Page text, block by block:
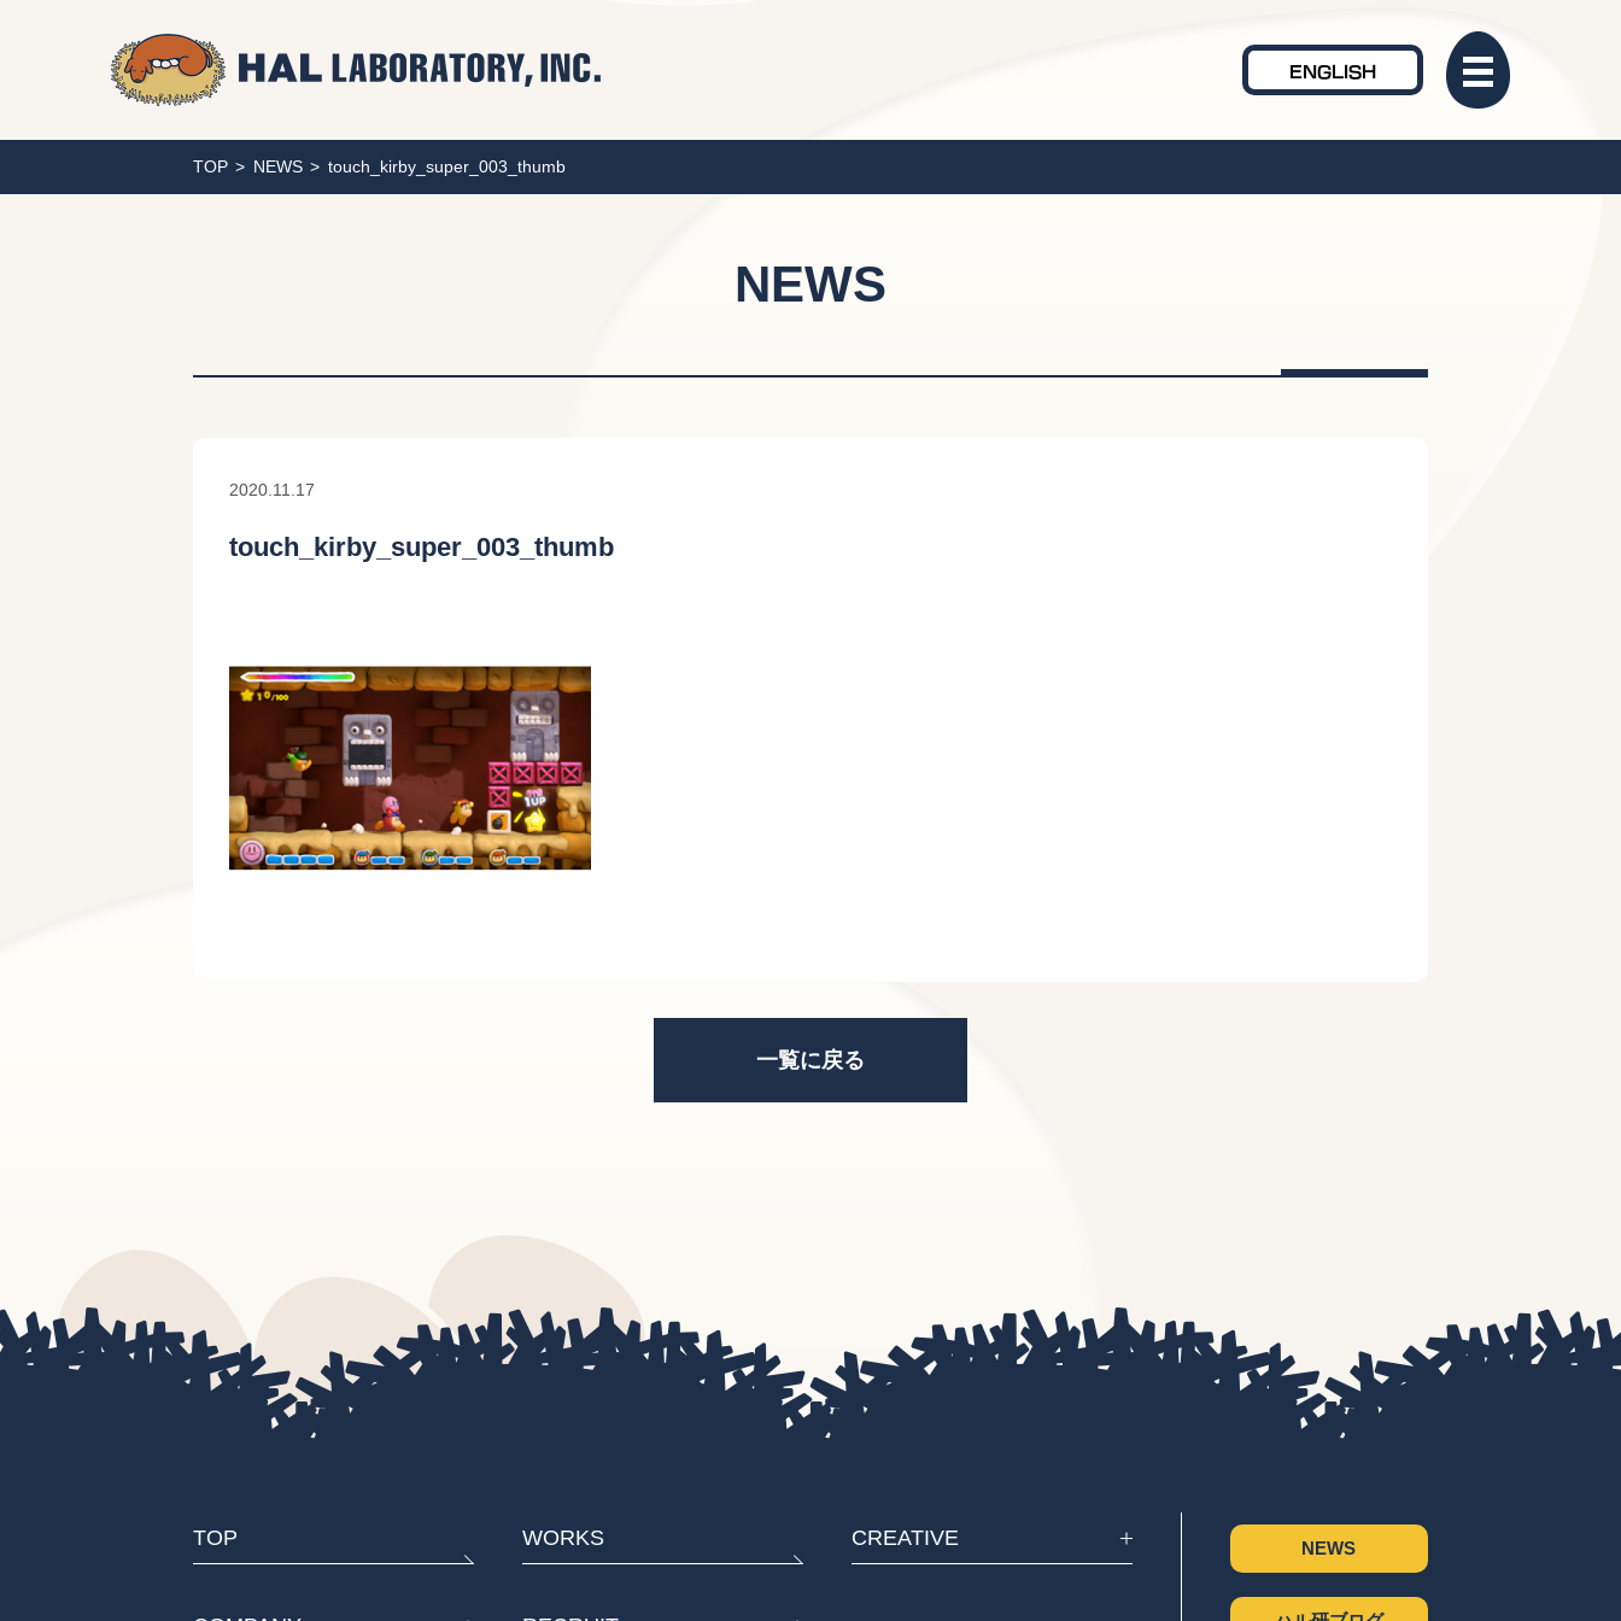
ENGLISH
TOP NEWS touch_kirby_super_003_thumb
NEWS
2020.11.17
touch_kirby_super_003_thumb
一覧に戻る
TOP WORKS CREATIVE NEWS